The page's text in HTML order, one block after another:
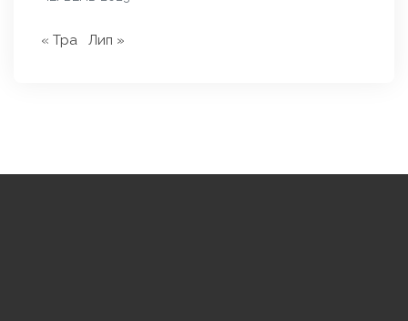
« Тра Лип »